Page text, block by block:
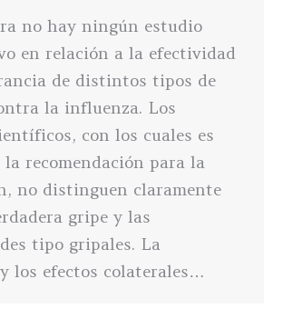
no hay ningún estudio
en relación a la efectividad
de distintos tipos de
la influenza. Los
con los cuales es
recomendación para la
no distinguen claramente
gripe y las
tipo gripales. La
los efectos colaterales…